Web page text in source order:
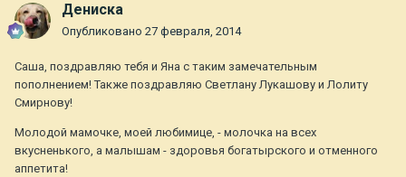
Дениска
Опубликовано 27 февраля, 2014
Саша, поздравляю тебя и Яна с таким замечательным
пополнением! Также поздравляю Светлану Лукашову и Лолиту
Смирнову!
Молодой мамочке, моей любимице, - молочка на всех
вкусненького, а малышам - здоровья богатырского и отменного
аппетита!